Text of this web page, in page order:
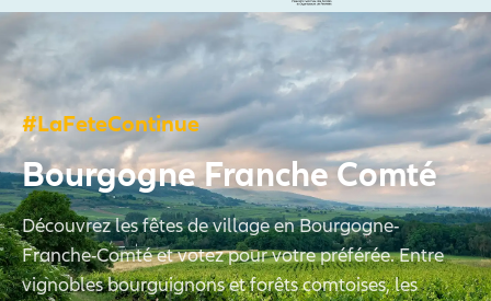
#LaFeteContinue
Bourgogne Franche Comté
Découvrez les fêtes de village en Bourgogne-
Franche-Comté et votez pour votre préférée. Entre
vignobles bourguignons et forêts comtoises, les